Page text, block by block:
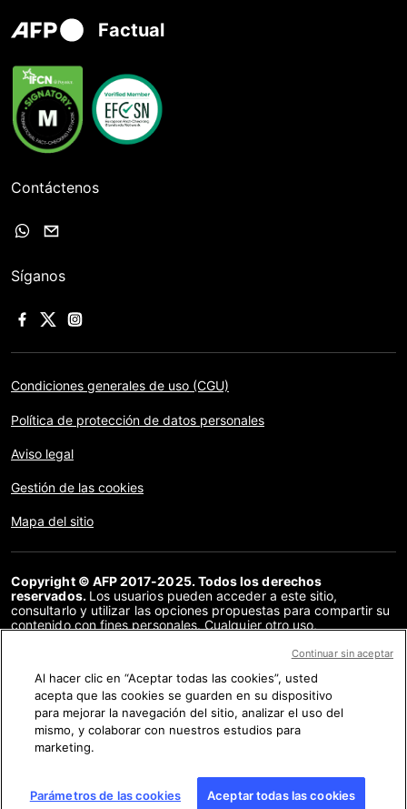
Factual
Contáctenos
Síganos
Condiciones generales de uso (CGU)
Política de protección de datos personales
Aviso legal
Gestión de las cookies
Mapa del sitio
Copyright © AFP 2017-2025. Todos los derechos
reservados. Los usuarios pueden acceder a este sitio,
consultarlo y utilizar las opciones propuestas para compartir su
contenido con fines personales. Cualquier otro uso,
distribución del contenido de este sitio, en su totalidad o en
acuerdo específico firmado con la AFP, está estrictamente
prohibido. Los elementos analizados en cada verificación se
presentan o se enlazan en tanto en cuanto son necesarios para
la correcta comprensión de la verificación en cuestión. La AFP
no cuenta con derechos sobre los autores ni sobre los
propietarios del copyright de estos contenidos de terceras
Al hacer clic en “Aceptar todas las cookies”, usted
acepta que las cookies se guarden en su dispositivo
para mejorar la navegación del sitio, analizar el uso del
mismo, y colaborar con nuestros estudios para
marketing.
Parámetros de las cookies Aceptar todas las cookies
Continuar sin aceptar